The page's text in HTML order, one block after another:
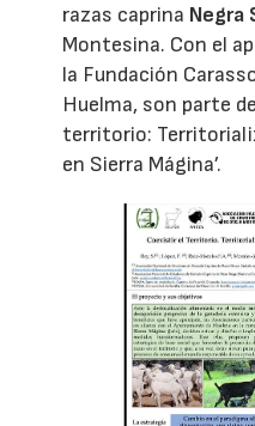
razas caprina Negra
Montesina. Con el
la Fundación
Huelma, son parte
territorio:
en Sierra Mágina’.